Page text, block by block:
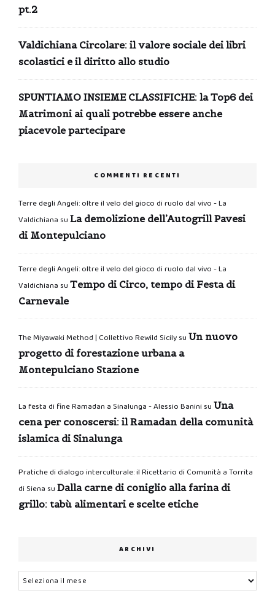
pt.2
Valdichiana Circolare: il valore sociale dei libri
scolastici e il diritto allo studio
SPUNTIAMO INSIEME CLASSIFICHE: la Top6 dei
Matrimoni ai quali potrebbe essere anche
piacevole partecipare
COMMENTI RECENTI
Terre degli Angeli: oltre il velo del gioco di ruolo dal vivo - La
Valdichiana su La demolizione dell’Autogrill Pavesi
di Montepulciano
Terre degli Angeli: oltre il velo del gioco di ruolo dal vivo - La
Valdichiana su Tempo di Circo, tempo di Festa di
Carnevale
The Miyawaki Method | Collettivo Rewild Sicilysu Un nuovo
progetto di forestazione urbana a
Montepulciano Stazione
La festa di fine Ramadan a Sinalunga - Alessio Banini su Una
cena per conoscersi: il Ramadan della comunità
islamica di Sinalunga
Pratiche di dialogo interculturale: il Ricettario di Comunità a Torrita
di Siena su Dalla carne di coniglio alla farina di
grillo: tabù alimentari e scelte etiche
ARCHIVI
Archivi